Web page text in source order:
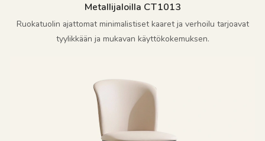
Metallijaloilla CT1013
Ruokatuolin ajattomat minimalistiset kaaret ja verhoilu tarjoavat
tyylikkään ja mukavan käyttökokemuksen.